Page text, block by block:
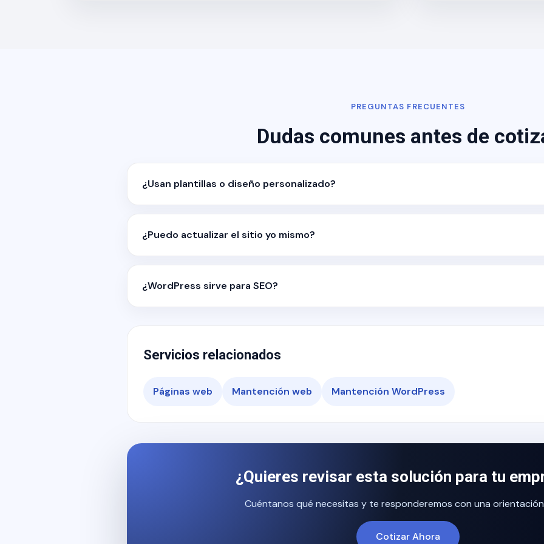
PREGUNTAS FRECUENTES
Dudas comunes antes de
¿Usan plantillas o diseño personalizado?
¿Puedo actualizar el sitio yo mismo?
¿WordPress sirve para SEO?
Servicios relacionados
Páginas web Mantención web Mantención WordPress
¿Quieres revisar esta solución para tu
Cuéntanos qué necesitas y te responderemos con una orientación
Cotizar Ahora